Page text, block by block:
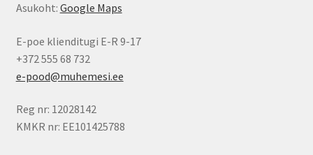
Asukoht: Google Maps
E-poe klienditugi E-R 9-17
+372 555 68 732
e-pood@muhemesi.ee
Reg nr: 12028142
KMKR nr: EE101425788